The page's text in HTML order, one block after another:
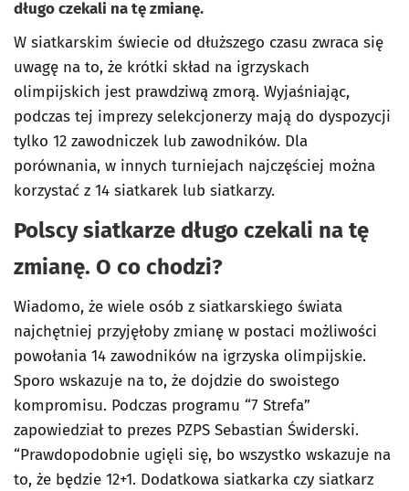
długo czekali na tę zmianę.
W siatkarskim świecie od dłuższego czasu zwraca się
uwagę na to, że krótki skład na igrzyskach
olimpijskich jest prawdziwą zmorą. Wyjaśniając,
podczas tej imprezy selekcjonerzy mają do dyspozycji
tylko 12 zawodniczek lub zawodników. Dla
porównania, w innych turniejach najczęściej można
korzystać z 14 siatkarek lub siatkarzy.
Polscy siatkarze długo czekali na tę
zmianę. O co chodzi?
Wiadomo, że wiele osób z siatkarskiego świata
najchętniej przyjęłoby zmianę w postaci możliwości
powołania 14 zawodników na igrzyska olimpijskie.
Sporo wskazuje na to, że dojdzie do swoistego
kompromisu. Podczas programu “7 Strefa”
zapowiedział to prezes PZPS Sebastian Świderski.
“Prawdopodobnie ugięli się, bo wszystko wskazuje na
to, że będzie 12+1. Dodatkowa siatkarka czy siatkarz